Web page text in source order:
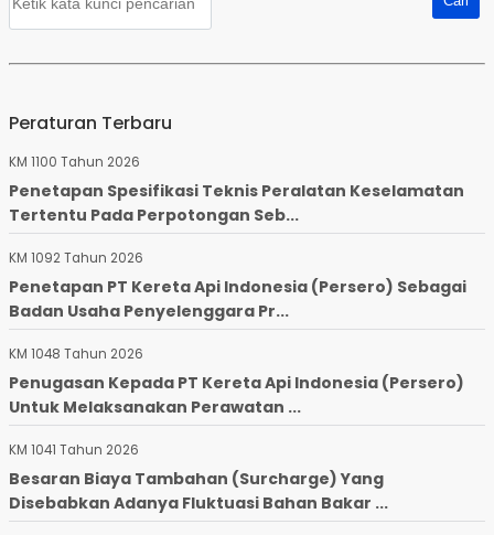
Peraturan Terbaru
KM 1100 Tahun 2026
Penetapan Spesifikasi Teknis Peralatan Keselamatan
Tertentu Pada Perpotongan Seb...
KM 1092 Tahun 2026
Penetapan PT Kereta Api Indonesia (Persero) Sebagai
Badan Usaha Penyelenggara Pr...
KM 1048 Tahun 2026
Penugasan Kepada PT Kereta Api Indonesia (Persero)
Untuk Melaksanakan Perawatan ...
KM 1041 Tahun 2026
Besaran Biaya Tambahan (Surcharge) Yang
Disebabkan Adanya Fluktuasi Bahan Bakar ...